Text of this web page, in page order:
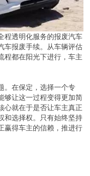
程透明化服务的报废汽车
车报废手续。从车辆评估
程都在阳光下进行，车主
。在保定，选择一个专
够让这一过程变得更加简
心就在于是否让车主真正
和选择权。只有始终坚持
赢得车主的信赖，推进行